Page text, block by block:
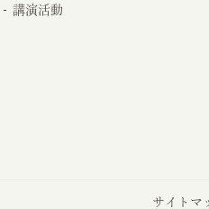
講演活動
サイトマ